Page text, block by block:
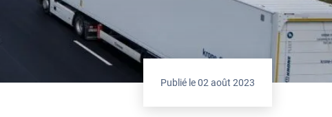
Publié le02 août 2023